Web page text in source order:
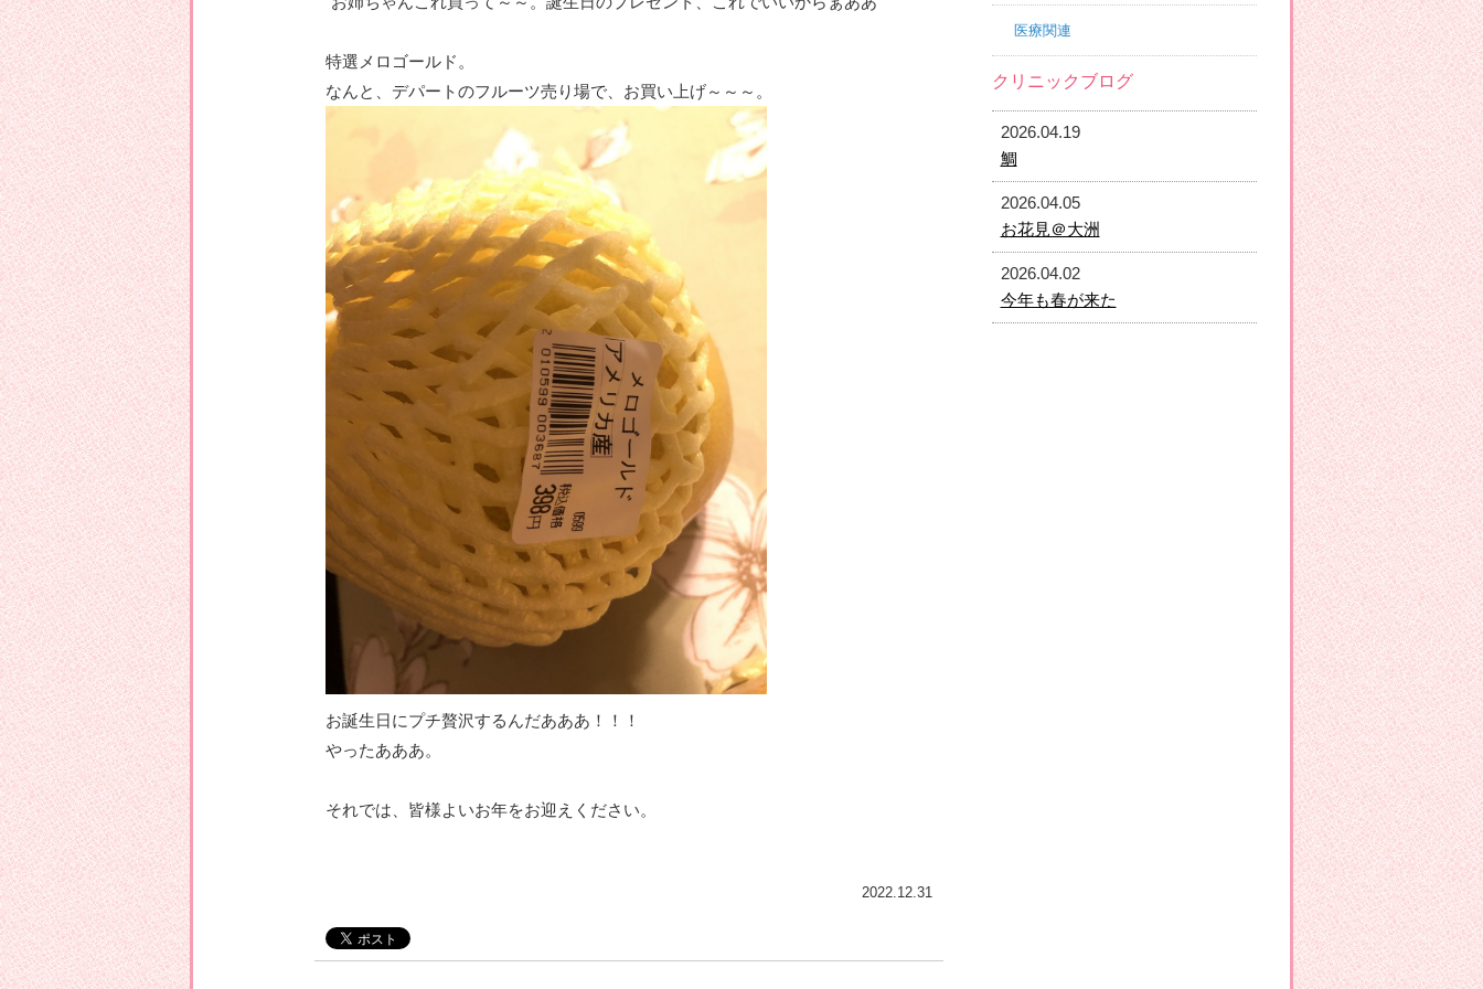
特選メロゴールド。
なんと、デパートのフルーツ売り場で、お買い上げ～～～。
お誕生日にプチ贅沢するんだあああ！！！
やったあああ。
それでは、皆様よいお年をお迎えください。
2022.12.31
医療関連
クリニックブログ
2026.04.19
鯛
2026.04.05
お花見＠大洲
2026.04.02
今年も春が来た